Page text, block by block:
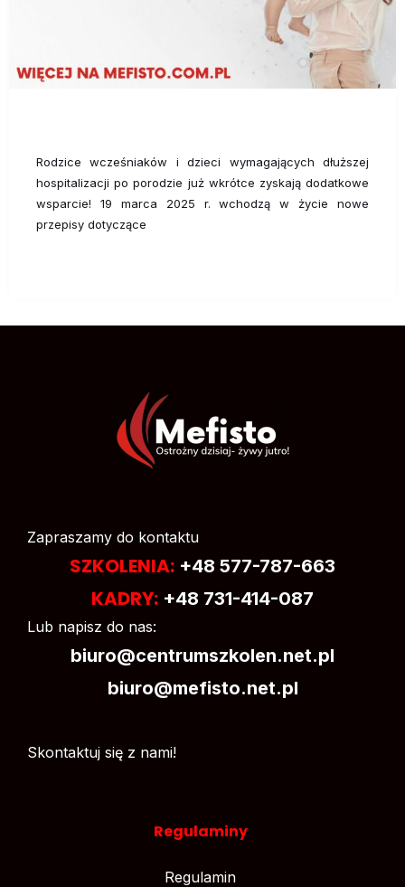
Rodzice wcześniaków i dzieci wymagających dłuższej
hospitalizacji po porodzie już wkrótce zyskają dodatkowe
wsparcie! 19 marca 2025 r. wchodzą w życie nowe
przepisy dotyczące
Zapraszamy do kontaktu
SZKOLENIA: +48 577-787-663
KADRY: +48 731-414-087
Lub napisz do nas:
biuro@centrumszkolen.net.pl
biuro@mefisto.net.pl
Skontaktuj się z nami!
Regulaminy
Regulamin